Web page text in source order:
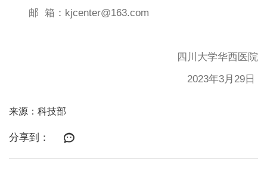
邮 箱：kjcenter@163.com
四川大学华西医院
2023年3月29日
来源：科技部
分享到：